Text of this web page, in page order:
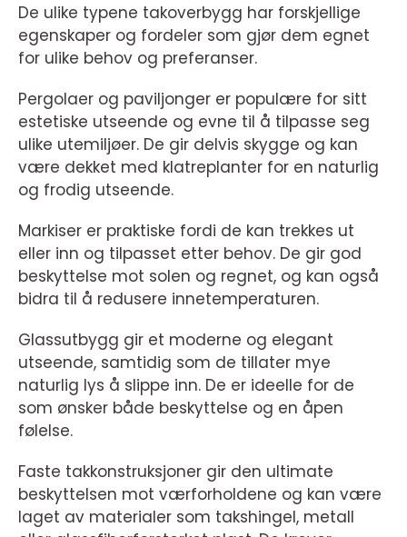
De ulike typene takoverbygg har forskjellige
egenskaper og fordeler som gjør dem egnet
for ulike behov og preferanser.
Pergolaer og paviljonger er populære for sitt
estetiske utseende og evne til å tilpasse seg
ulike utemiljøer. De gir delvis skygge og kan
være dekket med klatreplanter for en naturlig
og frodig utseende.
Markiser er praktiske fordi de kan trekkes ut
eller inn og tilpasset etter behov. De gir god
beskyttelse mot solen og regnet, og kan også
bidra til å redusere innetemperaturen.
Glassutbygg gir et moderne og elegant
utseende, samtidig som de tillater mye
naturlig lys å slippe inn. De er ideelle for de
som ønsker både beskyttelse og en åpen
følelse.
Faste takkonstruksjoner gir den ultimate
beskyttelsen mot værforholdene og kan være
laget av materialer som takshingel, metall